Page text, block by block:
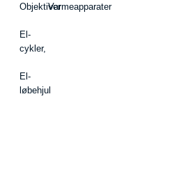
Objektiver
El-
cykler,
El-
løbehjul
Varmeapparater